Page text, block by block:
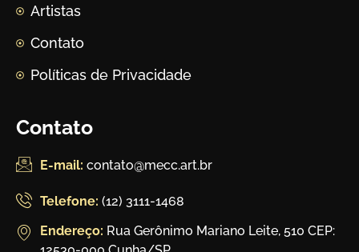
Artistas
Contato
Políticas de Privacidade
Contato
E-mail: contato@mecc.art.br
Telefone: (12) 3111-1468
Endereço: Rua Gerônimo Mariano Leite, 510 CEP: